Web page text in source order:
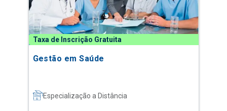
Taxa de Inscrição Gratuita
Gestão em Saúde
Especialização a Distância